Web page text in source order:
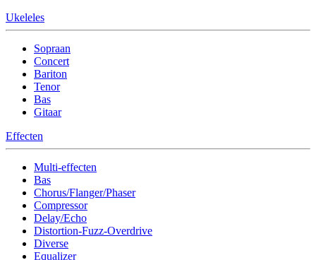
Ukeleles
Sopraan
Concert
Bariton
Tenor
Bas
Gitaar
Effecten
Multi-effecten
Bas
Chorus/Flanger/Phaser
Compressor
Delay/Echo
Distortion-Fuzz-Overdrive
Diverse
Equalizer